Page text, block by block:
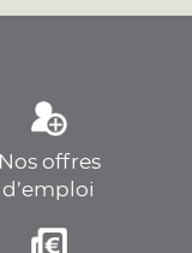
Nos offres
d’emploi